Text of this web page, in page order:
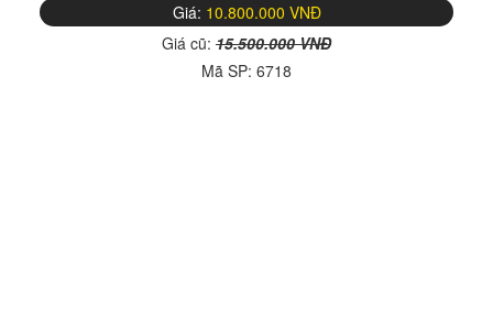
Giá: 10.800.000 VNĐ
Giá cũ: 15.500.000 VNĐ
Mã SP: 6718